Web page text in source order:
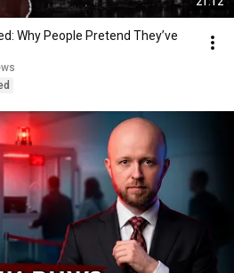
Why People Pretend They’ve